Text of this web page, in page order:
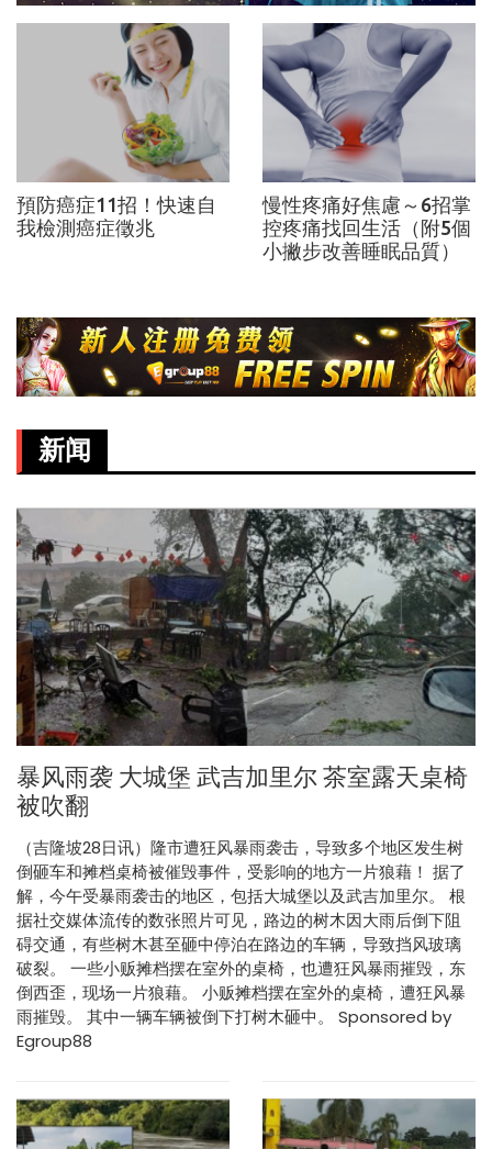
預防癌症11招！快速自
我檢測癌症徵兆
慢性疼痛好焦慮～6招掌
控疼痛找回生活（附5個
小撇步改善睡眠品質）
新闻
暴风雨袭 大城堡 武吉加里尔 茶室露天桌椅
被吹翻
（吉隆坡28日讯）隆市遭狂风暴雨袭击，导致多个地区发生树
倒砸车和摊档桌椅被催毁事件，受影响的地方一片狼藉！ 据了
解，今午受暴雨袭击的地区，包括大城堡以及武吉加里尔。 根
据社交媒体流传的数张照片可见，路边的树木因大雨后倒下阻
碍交通，有些树木甚至砸中停泊在路边的车辆，导致挡风玻璃
破裂。 一些小贩摊档摆在室外的桌椅，也遭狂风暴雨摧毁，东
倒西歪，现场一片狼藉。 小贩摊档摆在室外的桌椅，遭狂风暴
雨摧毁。 其中一辆车辆被倒下打树木砸中。 Sponsored by
Egroup88